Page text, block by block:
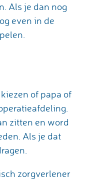
Als je dan nog
even in de
of papa of
zitten en word
Als je dat
zorgverlener